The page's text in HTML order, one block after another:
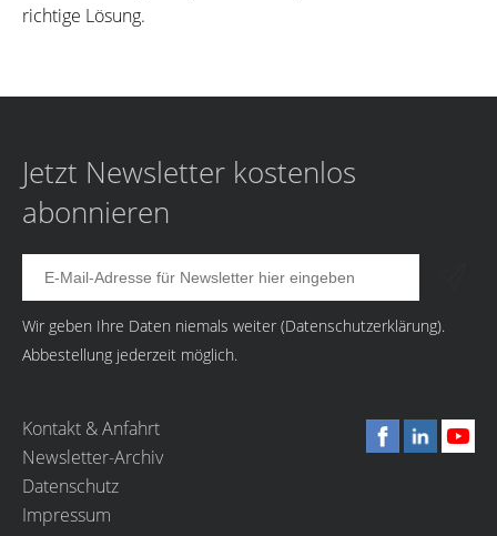
richtige Lösung.
Jetzt Newsletter kostenlos
abonnieren
Wir geben Ihre Daten niemals weiter (Datenschutzerklärung).
Abbestellung jederzeit möglich.
Kontakt & Anfahrt
Newsletter-Archiv
Datenschutz
Impressum